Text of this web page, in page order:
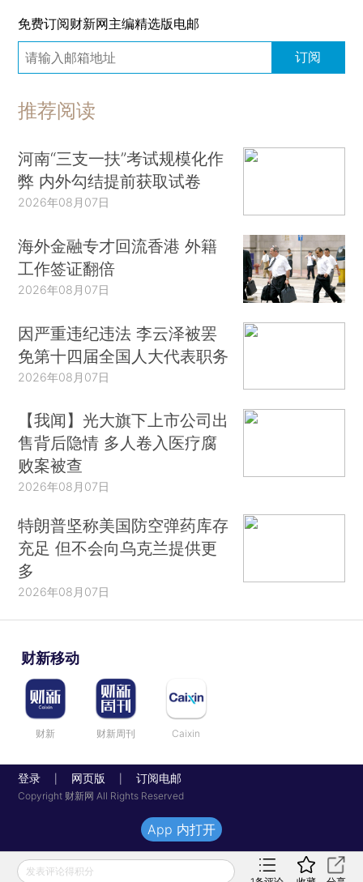
免费订阅财新网主编精选版电邮
订阅
推荐阅读
河南“三支一扶”考试规模化作
弊 内外勾结提前获取试卷
2026年08月07日
海外金融专才回流香港 外籍
工作签证翻倍
2026年08月07日
因严重违纪违法 李云泽被罢
免第十四届全国人大代表职务
2026年08月07日
【我闻】光大旗下上市公司出
售背后隐情 多人卷入医疗腐
败案被查
2026年08月07日
特朗普坚称美国防空弹药库存
充足 但不会向乌克兰提供更
多
2026年08月07日
财新移动
财新 财新周刊 Caixin
登录 网页版 订阅电邮
Copyright 财新网 All Rights Reserved
发表评论得积分
App 内打开